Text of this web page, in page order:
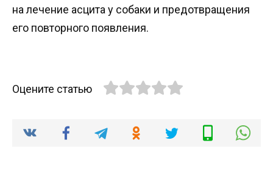
на лечение асцита у собаки и предотвращения
его повторного появления.
Оцените статью